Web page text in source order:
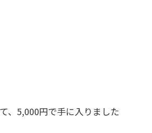
、5,000円で手に入りました